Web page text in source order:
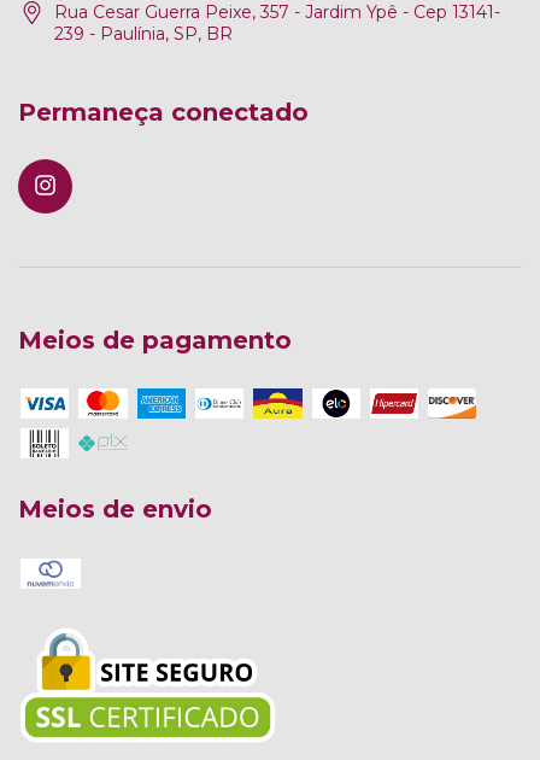
Rua Cesar Guerra Peixe, 357 - Jardim Ypê - Cep 13141-
239 - Paulínia, SP, BR
Permaneça conectado
Meios de pagamento
Meios de envio